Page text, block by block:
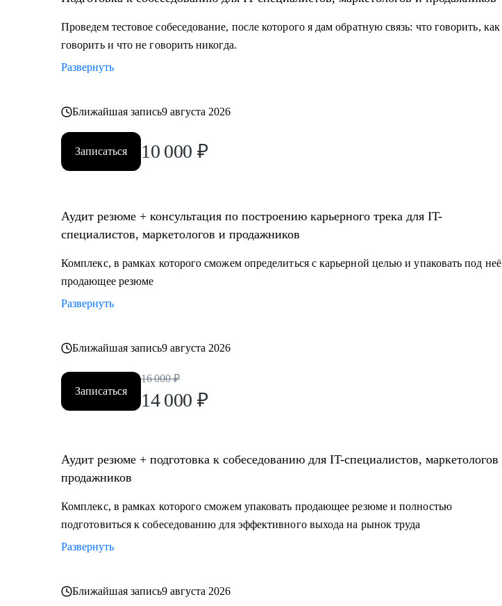
Проведем тестовое собеседование, после которого я дам обратную связь: что говорить, как
говорить и что не говорить никогда.
Развернуть
Ближайшая запись9 августа 2026
Записаться 10 000 ₽
Аудит резюме + консультация по построению карьерного трека для IT-
специалистов, маркетологов и продажников
Комплекс, в рамках которого сможем определиться с карьерной целью и упаковать под неё
продающее резюме
Развернуть
Ближайшая запись9 августа 2026
Записаться
16 000 ₽
14 000 ₽
Аудит резюме + подготовка к собеседованию для IT-специалистов, маркетологов и
продажников
Комплекс, в рамках которого сможем упаковать продающее резюме и полностью
подготовиться к собеседованию для эффективного выхода на рынок труда
Развернуть
Ближайшая запись9 августа 2026